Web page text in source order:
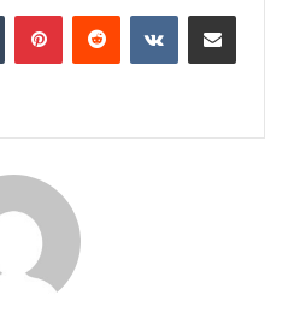
Tumblr PinterestReddit VKontakteShare via Email